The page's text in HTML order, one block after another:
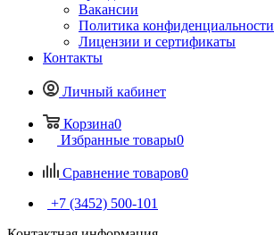
Вакансии
Политика конфиденциальности
Лицензии и сертификаты
Контакты
Личный кабинет
Корзина0
Избранные товары0
Сравнение товаров0
+7 (3452) 500-101